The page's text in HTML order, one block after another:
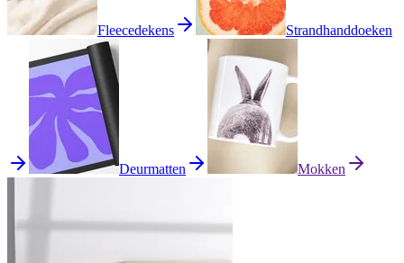
Fleecedekens Strandhanddoeken
Deurmatten Mokken